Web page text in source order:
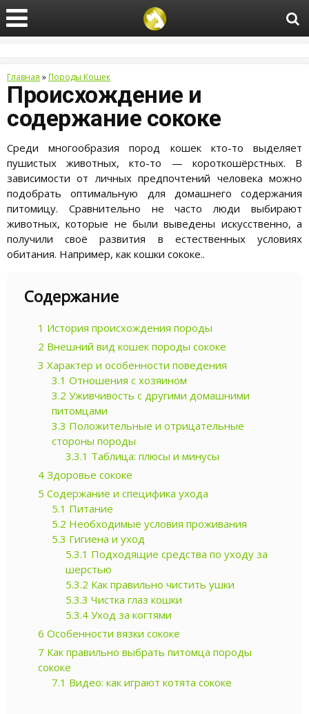
Главная »Породы Кошек
Происхождение и
содержание сококе
Среди многообразия пород кошек кто-то выделяет
пушистых животных, кто-то — короткошёрстных. В
зависимости от личных предпочтений человека можно
подобрать оптимальную для домашнего содержания
питомицу. Сравнительно не часто люди выбирают
животных, которые не были выведены искусственно, а
получили своё развития в естественных условиях
обитания. Например, как кошки сококе..
Содержание
1 История происхождения породы
2 Внешний вид кошек породы сококе
3 Характер и особенности поведения
3.1 Отношения с хозяином
3.2 Уживчивость с другими домашними
питомцами
3.3 Положительные и отрицательные
стороны породы
3.3.1 Таблица: плюсы и минусы
4 Здоровье сококе
5 Содержание и специфика ухода
5.1 Питание
5.2 Необходимые условия проживания
5.3 Гигиена и уход
5.3.1 Подходящие средства по уходу за
шерстью
5.3.2 Как правильно чистить ушки
5.3.3 Чистка глаз кошки
5.3.4 Уход за когтями
6 Особенности вязки сококе
7 Как правильно выбрать питомца породы
сококе
7.1 Видео: как играют котята сококе